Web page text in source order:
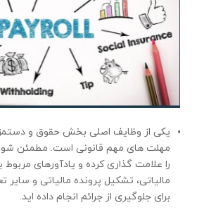
یکی از وظایف اصلی بخش حقوق و
مهلت های مهم قانونی است. مطمئن
را علامت گذاری کرده و یادآورهای
مالیاتی، تشکیل پرونده مالیاتی و سایر
برای جلوگیری از جرائم انجام داده اید.